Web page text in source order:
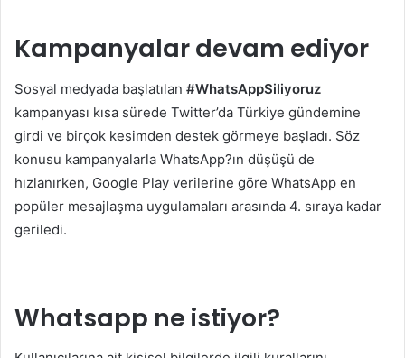
Kampanyalar devam ediyor
Sosyal medyada başlatılan #WhatsAppSiliyoruz
kampanyası kısa sürede Twitter’da Türkiye gündemine
girdi ve birçok kesimden destek görmeye başladı. Söz
konusu kampanyalarla WhatsApp?ın düşüşü de
hızlanırken, Google Play verilerine göre WhatsApp en
popüler mesajlaşma uygulamaları arasında 4. sıraya kadar
geriledi.
Whatsapp ne istiyor?